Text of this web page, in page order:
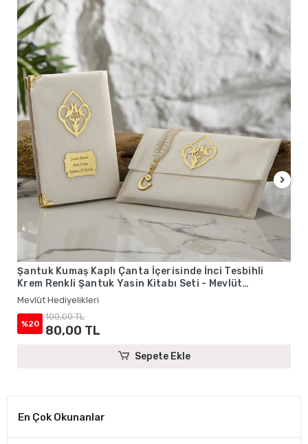
Şantuk Kumaş Kaplı Çanta İçerisinde İnci Tesbihli
Krem Renkli Şantuk Yasin Kitabı Seti - Mevlüt
Hediyelikleri
Mevlüt Hediyelikleri
%20
100,00 TL
80,00 TL
Sepete Ekle
En Çok Okunanlar